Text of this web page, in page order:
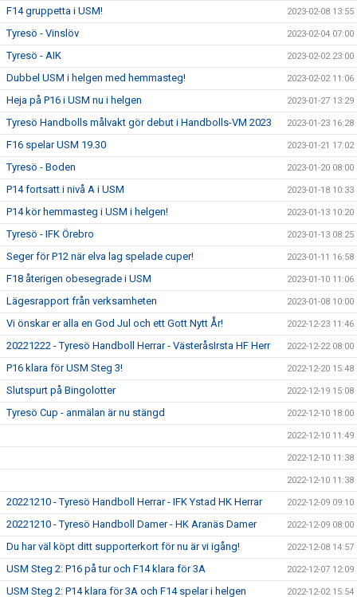
F14 gruppetta i USM! 2023-02-08 13:55
Tyresö - Vinslöv 2023-02-04 07:00
Tyresö - AIK 2023-02-02 23:00
Dubbel USM i helgen med hemmasteg! 2023-02-02 11:06
Heja på P16 i USM nu i helgen 2023-01-27 13:29
Tyresö Handbolls målvakt gör debut i Handbolls-VM 2023 2023-01-23 16:28
F16 spelar USM 19.30 2023-01-21 17:02
Tyresö - Boden 2023-01-20 08:00
P14 fortsatt i nivå A i USM 2023-01-18 10:33
P14 kör hemmasteg i USM i helgen! 2023-01-13 10:20
Tyresö - IFK Örebro 2023-01-13 08:25
Seger för P12 när elva lag spelade cuper! 2023-01-11 16:58
F18 återigen obesegrade i USM 2023-01-10 11:06
Lägesrapport från verksamheten 2023-01-08 10:00
Vi önskar er alla en God Jul och ett Gott Nytt År! 2022-12-23 11:46
20221222 - Tyresö Handboll Herrar - VästeråsIrsta HF Herr 2022-12-22 08:00
P16 klara för USM Steg 3! 2022-12-20 15:48
Slutspurt på Bingolotter 2022-12-19 15:08
Tyresö Cup - anmälan är nu stängd 2022-12-10 18:00
2022-12-10 11:49
2022-12-10 11:38
2022-12-10 11:38
20221210 - Tyresö Handboll Herrar - IFK Ystad HK Herrar 2022-12-09 09:10
20221210 - Tyresö Handboll Damer - HK Aranäs Damer 2022-12-09 08:00
Du har väl köpt ditt supporterkort för nu är vi igång! 2022-12-08 14:57
USM Steg 2: P16 på tur och F14 klara för 3A 2022-12-07 12:09
USM Steg 2: P14 klara för 3A och F14 spelar i helgen 2022-12-02 15:54